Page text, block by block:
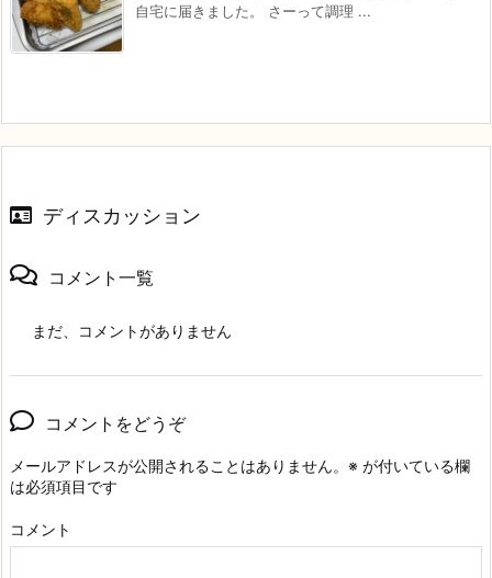
自宅に届きました。 さーって調理 ...
ディスカッション
コメント一覧
まだ、コメントがありません
コメントをどうぞ
メールアドレスが公開されることはありません。 ※ が付いている欄
は必須項目です
コメント